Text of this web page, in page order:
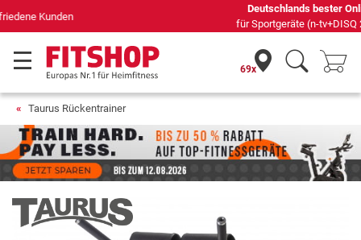
Deutschlands bester Online-Shop
für Sportgeräte (n-tv+DISQ 2016-2024)
69x
Taurus Rückentrainer